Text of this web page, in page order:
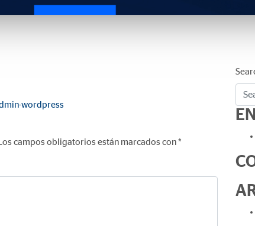
wordpress
campos obligatorios están marcados con *